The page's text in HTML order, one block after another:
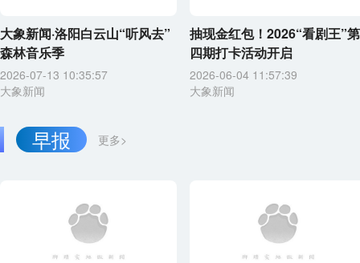
大象新闻·洛阳白云山“听风去”
森林音乐季
2026-07-13 10:35:57
大象新闻
抽现金红包！2026“看剧王”第
四期打卡活动开启
2026-06-04 11:57:39
大象新闻
更多>
早报